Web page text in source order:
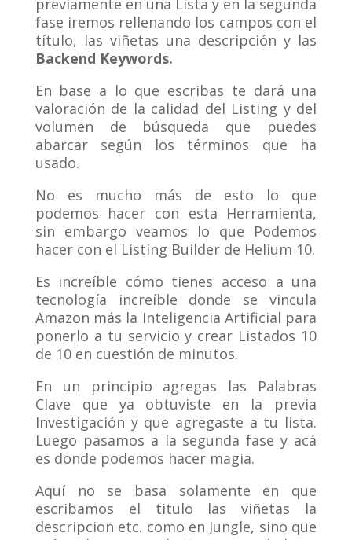
fase iremos rellenando los campos con el
título, las viñetas una descripción y las
Backend Keywords.
En base a lo que escribas te dará una
valoración de la calidad del Listing y del
volumen de búsqueda que puedes
abarcar según los términos que ha
usado.
No es mucho más de esto lo que
podemos hacer con esta Herramienta,
sin embargo veamos lo que Podemos
hacer con el Listing Builder de Helium 10.
Es increíble cómo tienes acceso a una
tecnología increíble donde se vincula
Amazon más la Inteligencia Artificial para
ponerlo a tu servicio y crear Listados 10
de 10 en cuestión de minutos.
En un principio agregas las Palabras
Clave que ya obtuviste en la previa
Investigación y que agregaste a tu lista.
Luego pasamos a la segunda fase y acá
es donde podemos hacer magia.
Aquí no se basa solamente en que
escribamos el titulo las viñetas la
descripcion etc. como en Jungle, sino que